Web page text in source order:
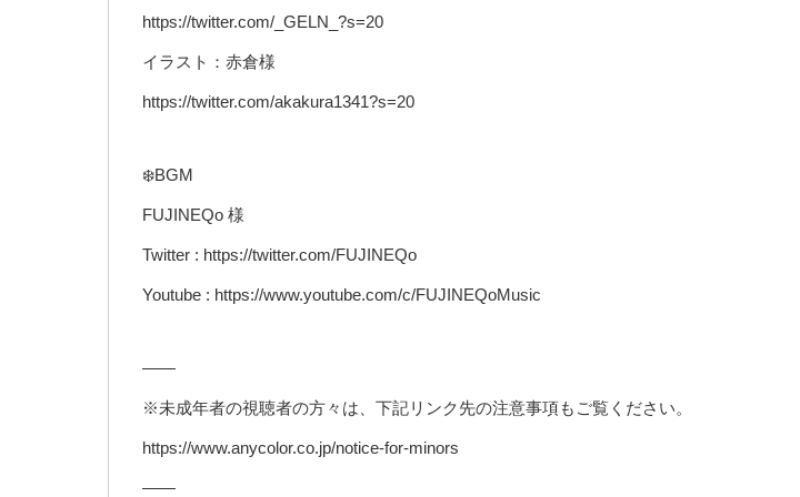
https://twitter.com/_GELN_?s=20
イラスト：赤倉様
https://twitter.com/akakura1341?s=20
❄️BGM
FUJINEQo 様
Twitter : https://twitter.com/FUJINEQo
Youtube : https://www.youtube.com/c/FUJINEQoMusic
——
※未成年者の視聴者の方々は、下記リンク先の注意事項もご覧ください。
https://www.anycolor.co.jp/notice-for-minors
——